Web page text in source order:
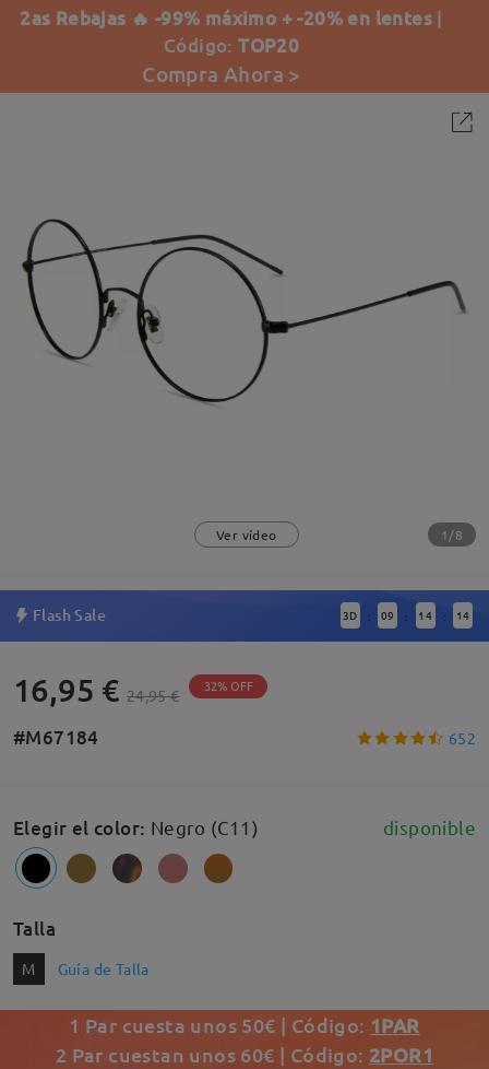
2as Rebajas 🔥 -99% máximo + -20% en lentes |
Código:TOP20
Compra Ahora >
Ver vídeo 1/8
Flash Sale 3D : 09 : 14 : 14
16,95 € 24,95 € 32% OFF
#M67184 652
Elegir el color: Negro (C11) disponible
Talla
M Guía de Talla
1 Par cuesta unos 50€ | Código: 1PAR
2 Par cuestan unos 60€ | Código: 2POR1